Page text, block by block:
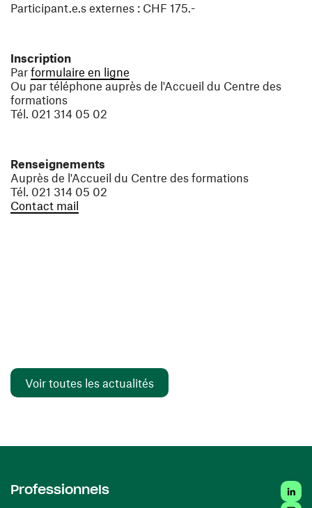
Participant.e.s externes : CHF 175.-
Inscription
Par formulaire en ligne
Ou par téléphone auprès de l'Accueil du Centre des
formations
Tél. 021 314 05 02
Renseignements
Auprès de l'Accueil du Centre des formations
Tél. 021 314 05 02
Contact mail
Voir toutes les actualités
Professionnels